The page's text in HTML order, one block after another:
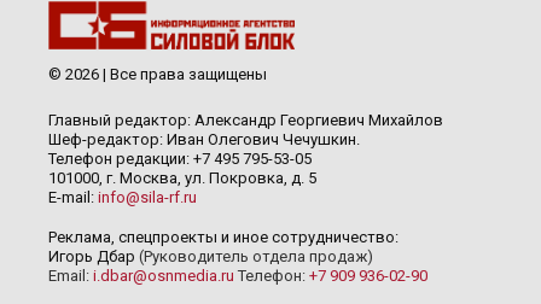
© 2026 | Все права защищены
Главный редактор: Александр Георгиевич Михайлов
Шеф-редактор: Иван Олегович Чечушкин.
Телефон редакции: +7 495 795-53-05
101000, г. Москва, ул. Покровка, д. 5
E-mail: info@sila-rf.ru
Реклама, спецпроекты и иное сотрудничество:
Игорь Дбар (Руководитель отдела продаж)
Email: i.dbar@osnmedia.ru Телефон: +7 909 936-02-90